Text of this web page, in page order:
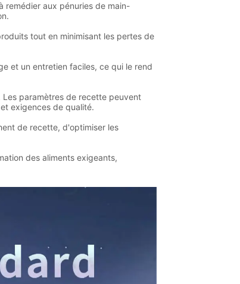
aux pénuries de main-
tout en minimisant les pertes de
et un entretien faciles, ce qui le rend
paramètres de recette peuvent
exigences de qualité.
de recette, d'optimiser les
des aliments exigeants,